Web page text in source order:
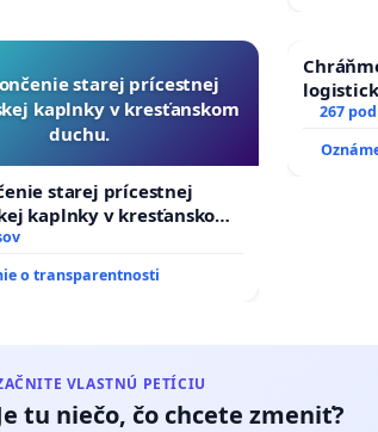
starej prícestnej
kaplnky v kresťanskom
duchu.
starej prícestnej
kaplnky v kresťanskom
o transparentnosti
267
VLASTNÚ PETÍCIU
tu niečo, čo chcete zmeniť?